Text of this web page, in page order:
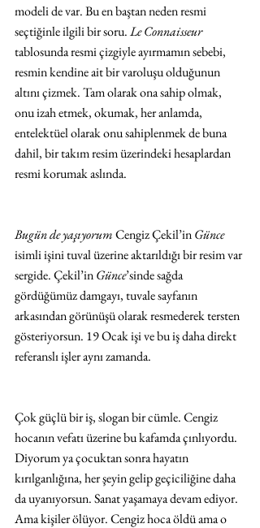
modeli de var. Bu en baştan neden resmi
seçtiğinle ilgili bir soru. Le Connaisseur
tablosunda resmi çizgiyle ayırmamın sebebi,
resmin kendine ait bir varoluşu olduğunun
altını çizmek. Tam olarak ona sahip olmak,
onu izah etmek, okumak, her anlamda,
entelektüel olarak onu sahiplenmek de buna
dahil, bir takım resim üzerindeki hesaplardan
resmi korumak aslında.
Bugün de yaşıyorum Cengiz Çekil’in Günce
isimli işini tuval üzerine aktarıldığı bir resim var
sergide. Çekil’in Günce’sinde sağda
gördüğümüz damgayı, tuvale sayfanın
arkasından görünüşü olarak resmederek tersten
gösteriyorsun. 19 Ocak işi ve bu iş daha direkt
referanslı işler aynı zamanda.
Çok güçlü bir iş, slogan bir cümle. Cengiz
hocanın vefatı üzerine bu kafamda çınlıyordu.
Diyorum ya çocuktan sonra hayatın
kırılganlığına, her şeyin gelip geçiciliğine daha
da uyanıyorsun. Sanat yaşamaya devam ediyor.
Ama kişiler ölüyor. Cengiz hoca öldü ama o